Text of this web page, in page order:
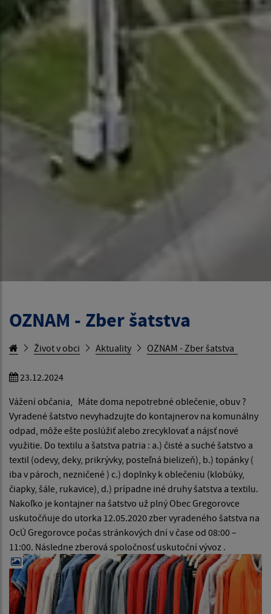
OZNAM - Zber šatstva
Život v obci Aktuality OZNAM - Zber šatstva
23.12.2024
Vážení občania, Máte doma nepotrebné oblečenie, obuv ?
Vyradené šatstvo nevyhadzujte do kontajnerov na komunálny
odpad, môže ešte poslúžiť alebo zrecyklovať a nájsť nové
využitie. Do textilu a šatstva patria : a.) čisté a suché šatstvo a
textil (odevy, deky, prikrývky, posteľná bielizeň), b.) topánky (
iba v pároch, nezničené ) c.) doplnky k oblečeniu (klobúky,
čiapky, šále, rukavice), d.) prípadne iné druhy šatstva a textilu.
Nakoľko je kontajner na šatstvo už plný Obec Gregorovce
uskutočňuje do utorka 12.05.2020 zber vyradeného šatstva na
OcÚ Gregorovce počas stránkových dní v čase od 08:00 –
11:00. Následne zberová spoločnosť uskutoční vývoz .